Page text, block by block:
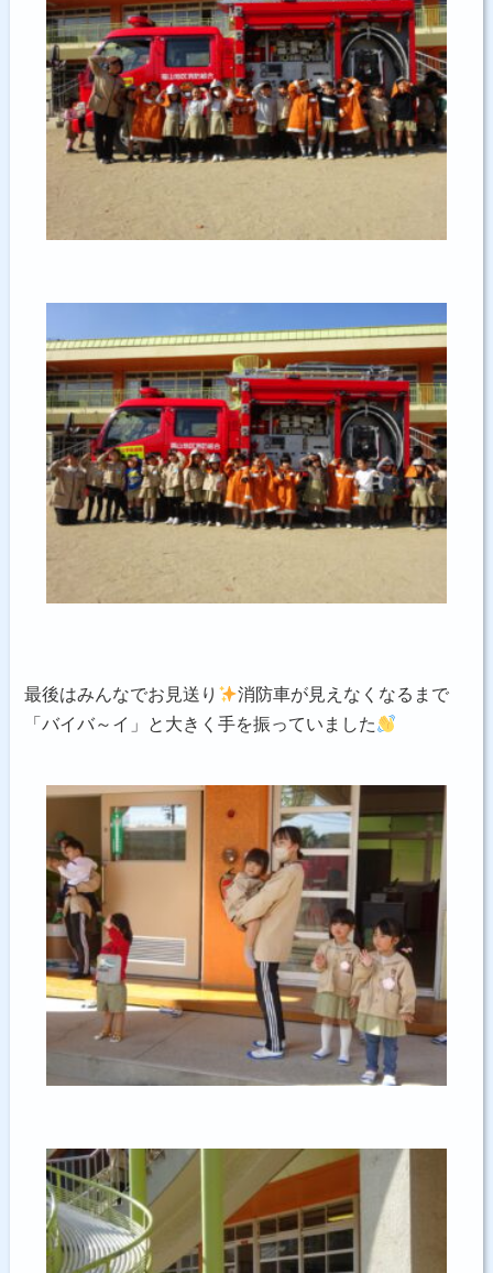
最後はみんなでお見送り
消防車が見えなくなるまで
「バイバ～イ」と大きく手を振っていました